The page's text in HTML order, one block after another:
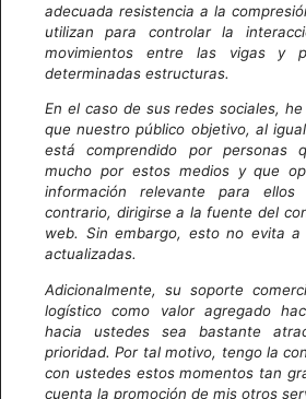
adecuada resistencia a la
utilizan para controlar la
movimientos entre las vigas y
determinadas estructuras.
En el caso de sus redes sociales,
que nuestro público objetivo, al
está comprendido por personas
mucho por estos medios y que
información relevante para
contrario, dirigirse a la fuente del
web. Sin embargo, esto no evita a
actualizadas.
Adicionalmente, su soporte
logístico como valor agregado
hacia ustedes sea bastante
prioridad. Por tal motivo, tengo la
con ustedes estos momentos tan
cuenta la promoción de mis otros